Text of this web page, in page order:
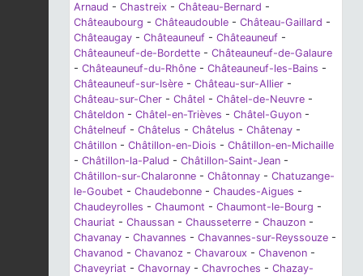
Arnaud - Chastreix - Château-Bernard -
Châteaubourg - Châteaudouble - Château-Gaillard -
Châteaugay - Châteauneuf - Châteauneuf -
Châteauneuf-de-Bordette - Châteauneuf-de-Galaure
- Châteauneuf-du-Rhône - Châteauneuf-les-Bains -
Châteauneuf-sur-Isère - Château-sur-Allier -
Château-sur-Cher - Châtel - Châtel-de-Neuvre -
Châteldon - Châtel-en-Trièves - Châtel-Guyon -
Châtelneuf - Châtelus - Châtelus - Châtenay -
Châtillon - Châtillon-en-Diois - Châtillon-en-Michaille
- Châtillon-la-Palud - Châtillon-Saint-Jean -
Châtillon-sur-Chalaronne - Châtonnay - Chatuzange-
le-Goubet - Chaudebonne - Chaudes-Aigues -
Chaudeyrolles - Chaumont - Chaumont-le-Bourg -
Chauriat - Chaussan - Chausseterre - Chauzon -
Chavanay - Chavannes - Chavannes-sur-Reyssouze -
Chavanod - Chavanoz - Chavaroux - Chavenon -
Chaveyriat - Chavornay - Chavroches - Chazay-